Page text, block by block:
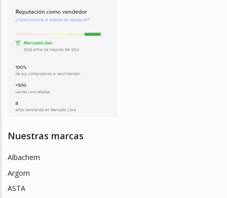
Nuestras marcas
Albachem
Argom
ASTA